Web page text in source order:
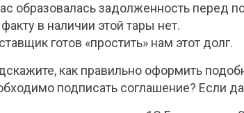
образовалась задолженность перед
в наличии этой тары нет.
готов «простить» нам этот долг.
как правильно оформить
подписать соглашение? Если